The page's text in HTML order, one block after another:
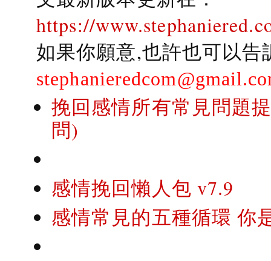
https://
如果你願意,也許也可以
挽回感情所有常見問題
問)
感情挽回懶人包 v7.9
感情常見的五種循環 你